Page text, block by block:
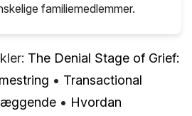
familiemedlemmer.
The Denial Stage of Grief:
• Transactional
• Hvordan